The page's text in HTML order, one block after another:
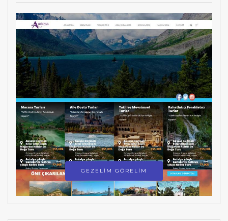
GEZELİM GÖRELİM